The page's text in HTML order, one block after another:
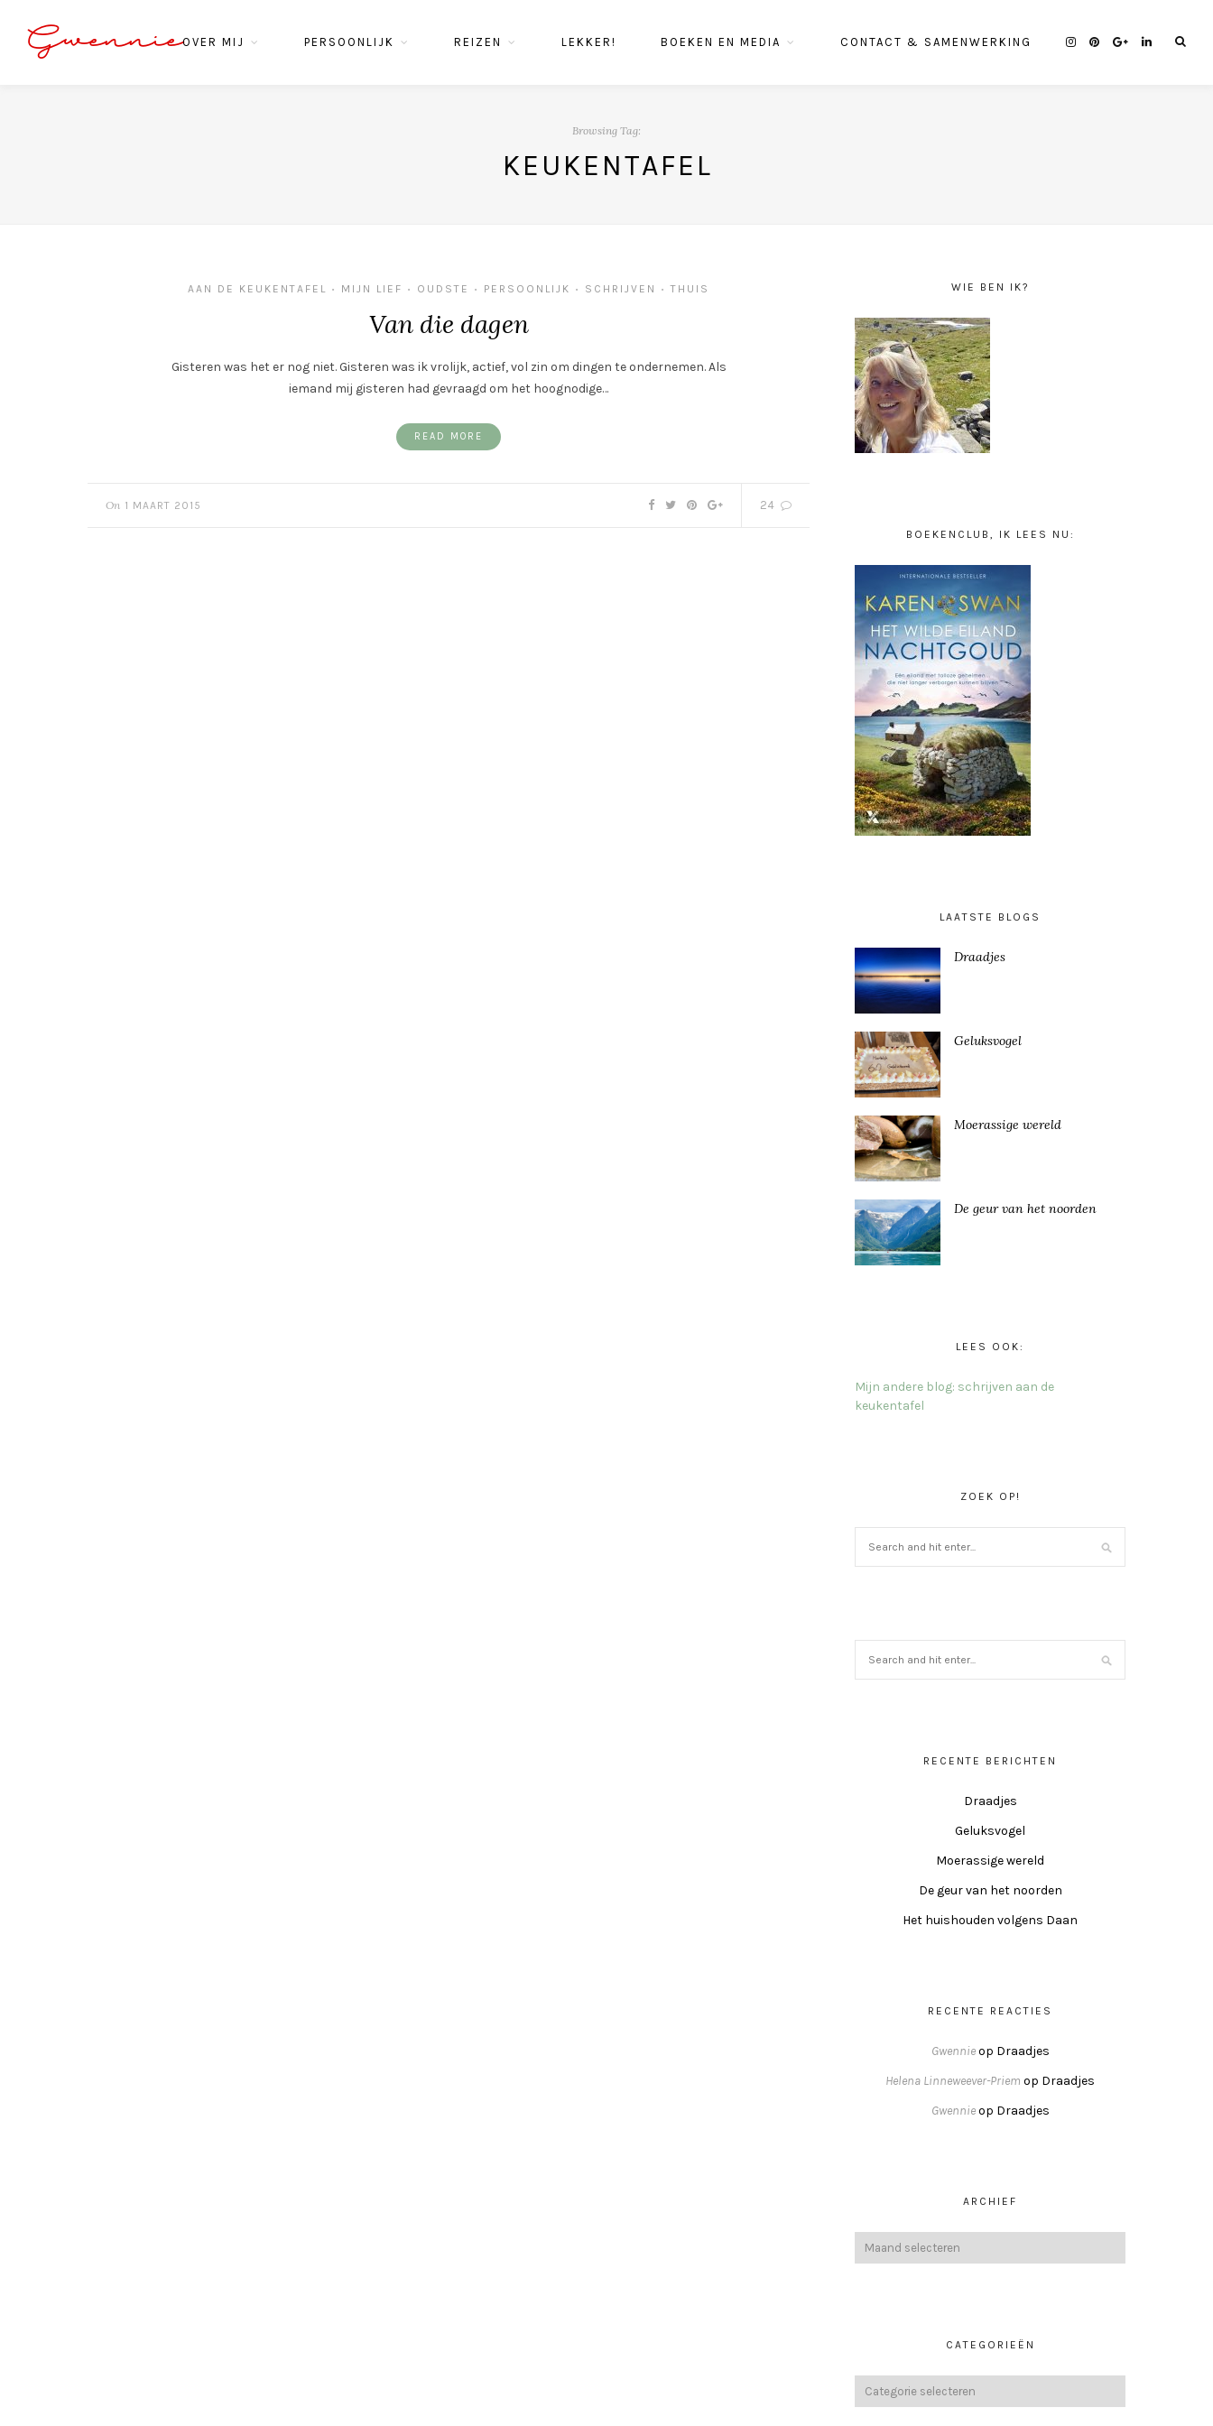
GwennieOVER MIJ PERSOONLIJK REIZEN LEKKER! BOEKEN EN MEDIA CONTACT & SAMENWERKING
Browsing Tag:
KEUKENTAFEL
AAN DE KEUKENTAFEL • MIJN LIEF • OUDSTE • PERSOONLIJK • SCHRIJVEN • THUIS
Van die dagen
Gisteren was het er nog niet. Gisteren was ik vrolijk, actief, vol zin om dingen te ondernemen. Als
iemand mij gisteren had gevraagd om het hoognodige…
READ MORE
On 1 MAART 2015 24
WIE BEN IK?
BOEKENCLUB, IK LEES NU:
LAATSTE BLOGS
Draadjes
Geluksvogel
Moerassige wereld
De geur van het noorden
LEES OOK:
Mijn andere blog: schrijven aan de
keukentafel
ZOEK OP!
RECENTE BERICHTEN
Draadjes
Geluksvogel
Moerassige wereld
De geur van het noorden
Het huishouden volgens Daan
RECENTE REACTIES
Gwennieop Draadjes
Helena Linneweever-Priem op Draadjes
Gwennieop Draadjes
ARCHIEF
CATEGORIEËN